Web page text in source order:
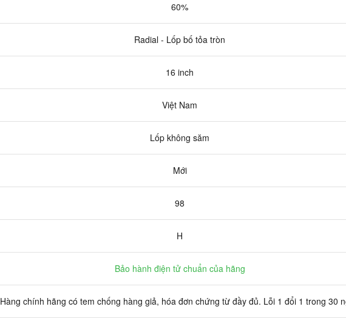
60%
Radial - Lốp bố tỏa tròn
16 inch
Việt Nam
Lốp không săm
Mới
98
H
Bảo hành điện tử chuẩn của hãng
Hàng chính hãng có tem chống hàng giả, hóa đơn chứng từ đầy đủ. Lỗi 1 đổi 1 trong 30